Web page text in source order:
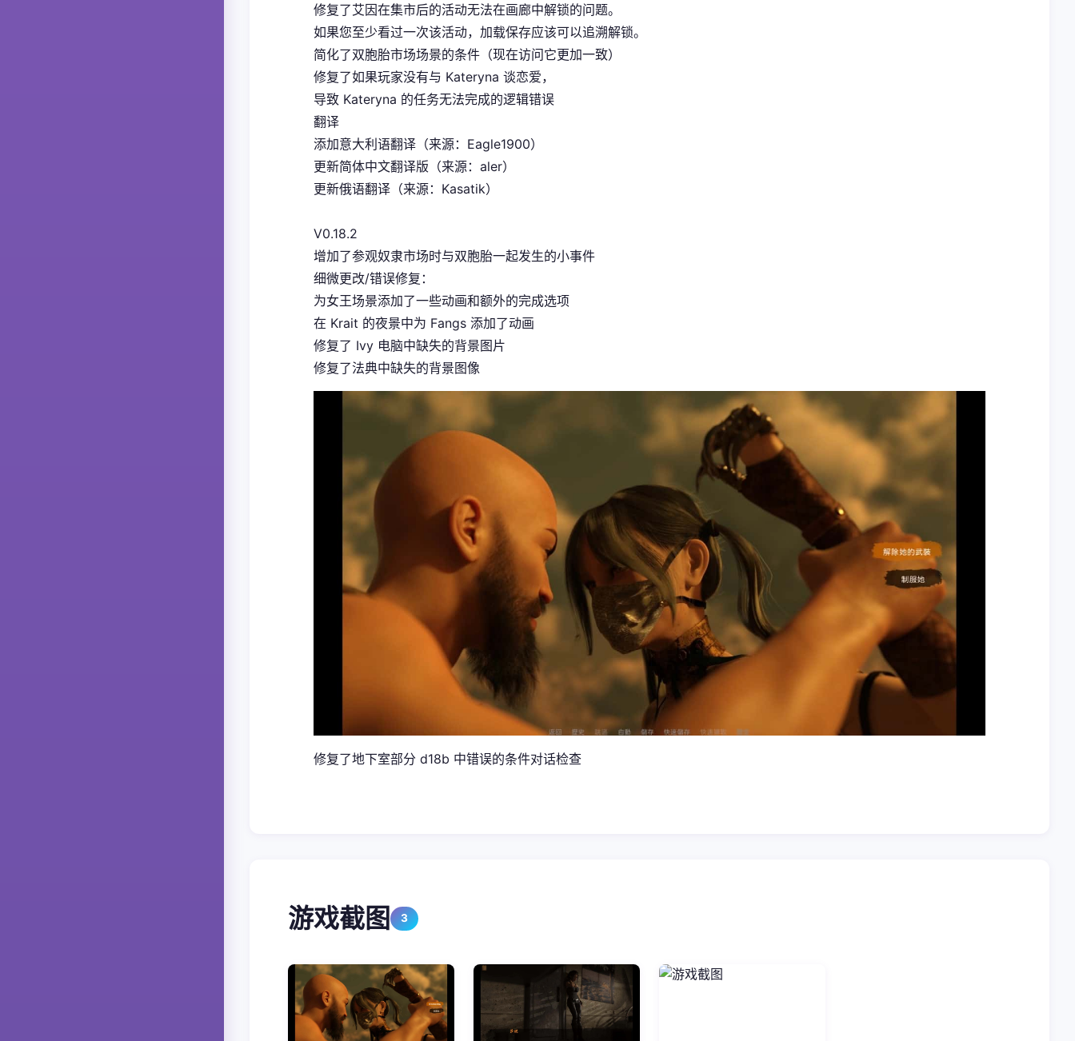
修复了艾因在集市后的活动无法在画廊中解锁的问题。
如果您至少看过一次该活动，加载保存应该可以追溯解锁。
简化了双胞胎市场场景的条件（现在访问它更加一致）
修复了如果玩家没有与 Kateryna 谈恋爱，
导致 Kateryna 的任务无法完成的逻辑错误
翻译
添加意大利语翻译（来源：Eagle1900）
更新简体中文翻译版（来源：aler）
更新俄语翻译（来源：Kasatik）
V0.18.2
增加了参观奴隶市场时与双胞胎一起发生的小事件
细微更改/错误修复：
为女王场景添加了一些动画和额外的完成选项
在 Krait 的夜景中为 Fangs 添加了动画
修复了 Ivy 电脑中缺失的背景图片
修复了法典中缺失的背景图像
修复了地下室部分 d18b 中错误的条件对话检查
游戏截图 3